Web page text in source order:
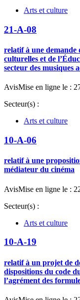
Arts et culture
21-A-08
relatif à une demande
culturelles et de
secteur des musiques
AvisMise en ligne le :
Secteur(s) :
Arts et culture
10-A-06
relatif à une
médiateur du cinéma
AvisMise en ligne le :
Secteur(s) :
Arts et culture
10-A-19
relatif à un projet de
dispositions du code
l’agrément des